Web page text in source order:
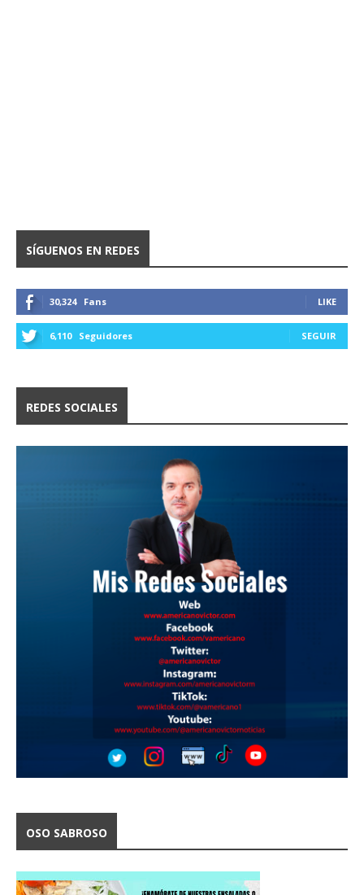
SÍGUENOS EN REDES
30,324 Fans LIKE
6,110 Seguidores SEGUIR
REDES SOCIALES
OSO SABROSO